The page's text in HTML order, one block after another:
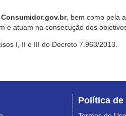
Consumidor.gov.br, bem como pela
e atuam na consecução dos
I, II e III do Decreto 7.963/2013.
Política de